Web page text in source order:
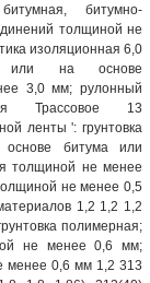
битумно-
толщиной не
изоляционная 6,0
или на основе
3,0 мм; рулонный
Трассовое 13
ленты ': грунтовка
основе битума или
толщиной не менее
не менее 0,5
1,2 1,2 1,2
полимерная;
не менее 0,6 мм;
менее 0,6 мм 1,2 313